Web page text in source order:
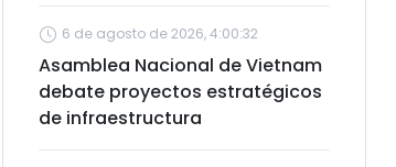
6 de agosto de 2026, 4:00:32
Asamblea Nacional de Vietnam
debate proyectos estratégicos
de infraestructura